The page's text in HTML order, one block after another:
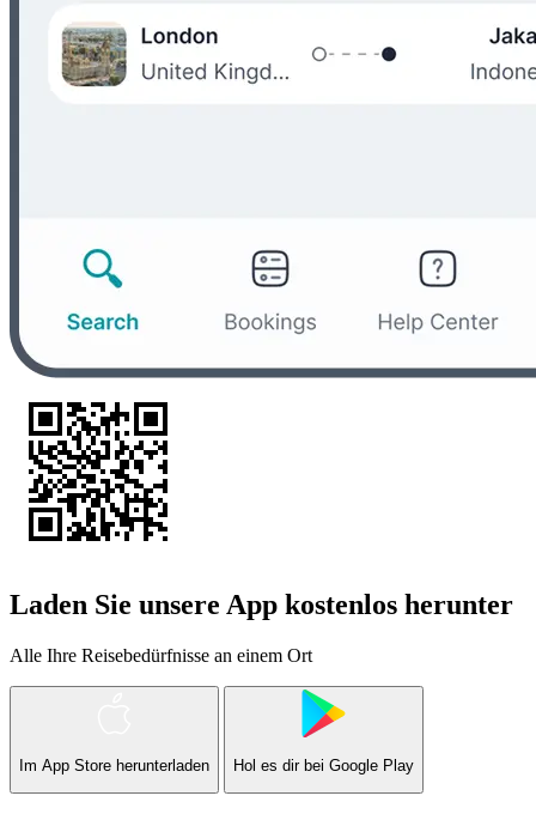
Laden Sie unsere App kostenlos herunter
Alle Ihre Reisebedürfnisse an einem Ort
Im App Store herunterladen Hol es dir bei Google Play